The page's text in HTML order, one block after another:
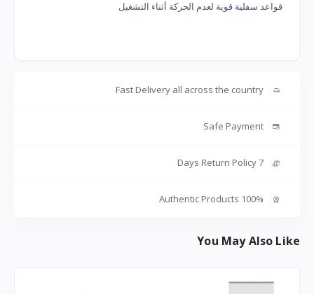
قواعد سفلية قوية لعدم الحركة أثناء التشغيل
Fast Delivery all across the country
Safe Payment
7 Days Return Policy
100% Authentic Products
You May Also Like